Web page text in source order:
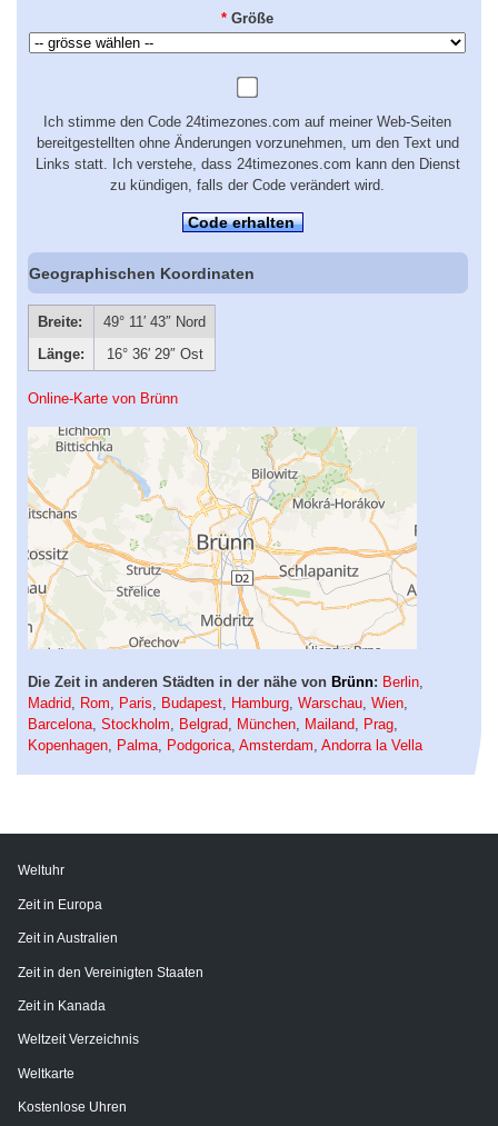
* Größe
Ich stimme den Code 24timezones.com auf meiner Web-Seiten
bereitgestellten ohne Änderungen vorzunehmen, um den Text und
Links statt. Ich verstehe, dass 24timezones.com kann den Dienst
zu kündigen, falls der Code verändert wird.
Code erhalten
Geographischen Koordinaten
Breite:
49° 11′ 43″ Nord
Länge:
16° 36′ 29″ Ost
Online-Karte von Brünn
Die Zeit in anderen Städten in der nähe von Brünn: Berlin
Madrid
Rom Paris Budapest Hamburg Warschau Wien
Barcelona Stockholm Belgrad München Mailand Prag
Kopenhagen
Palma Podgorica Amsterdam Andorra la Vella
Weltuhr
Zeit in Europa
Zeit in Australien
Zeit in den Vereinigten Staaten
Zeit in Kanada
Weltzeit Verzeichnis
Weltkarte
Kostenlose Uhren